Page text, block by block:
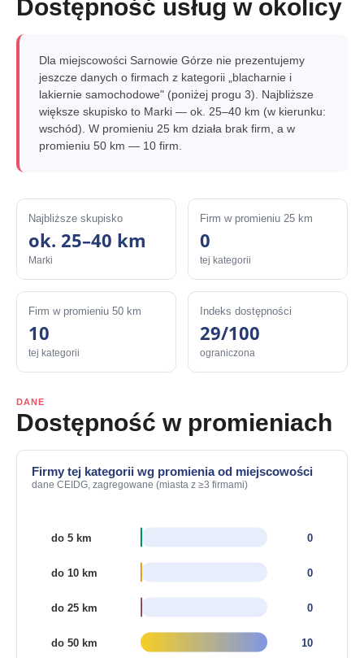
Dostępność usług w okolicy
Dla miejscowości Sarnowie Górze nie prezentujemy
jeszcze danych o firmach z kategorii „blacharnie i
lakiernie samochodowe" (poniżej progu 3). Najbliższe
większe skupisko to Marki — ok. 25–40 km (w kierunku:
wschód). W promieniu 25 km działa brak firm, a w
promieniu 50 km — 10 firm.
Najbliższe skupisko
ok. 25–40 km
Marki
Firm w promieniu 25 km
0
tej kategorii
Firm w promieniu 50 km
10
tej kategorii
Indeks dostępności
29/100
ograniczona
DANE
Dostępność w promieniach
Firmy tej kategorii wg promienia od miejscowości
dane CEIDG, zagregowane (miasta z ≥3 firmami)